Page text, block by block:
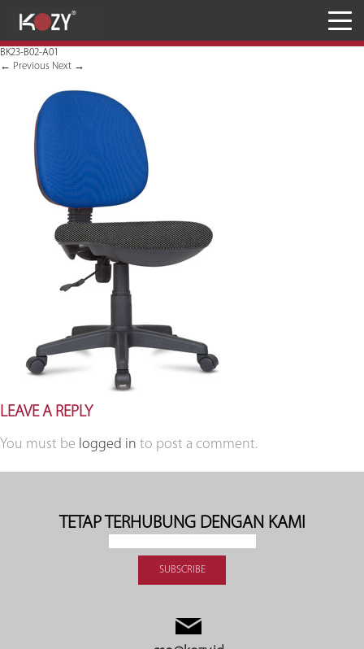
BK23-B02-A01
← Previous Next →
LEAVE A REPLY
You must be logged in to post a comment.
TETAP TERHUBUNG DENGAN KAMI
Penyimpanan
JASA RANCANG & BANGUN
Inaproc Site